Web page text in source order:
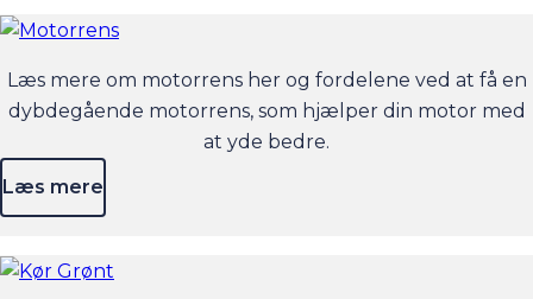
Læs mere om motorrens her og fordelene ved at få en
dybdegående motorrens, som hjælper din motor med
at yde bedre.
Læs mere